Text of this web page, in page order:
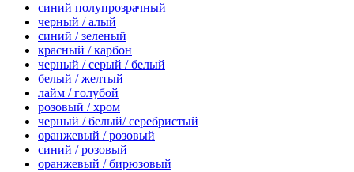
синий полупрозрачный
черный / алый
синий / зеленый
красный / карбон
черный / серый / белый
белый / желтый
лайм / голубой
розовый / хром
черный / белый/ серебристый
оранжевый / розовый
синий / розовый
оранжевый / бирюзовый